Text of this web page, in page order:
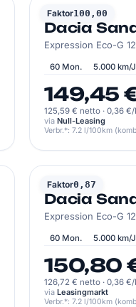
Faktor100,00
DACIA
Dacia
Expression Eco-G
60 Mon. 5.000 km/J
149,45
125,59 € netto · 0,36 €/
via Null-Leasing
Verbr.*: 7.2 l/100km
Faktor0,87
DACIA
Dacia
Expression Eco-G
60 Mon. 5.000 km/J
150,80
126,72 € netto · 0,36 €/
via Leasingmarkt
Verbr.*: 7.2 l/100km